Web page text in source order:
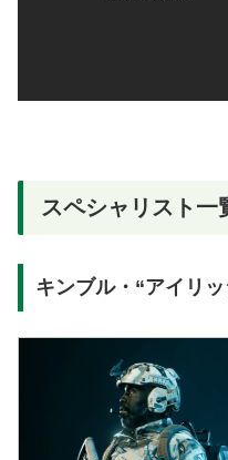
スペシャリスト一
キンブル・“アイリ